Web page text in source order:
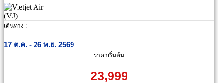
เดินทาง :
17 ต.ค. - 26 พ.ย. 2569
ราคาเริ่มต้น
23,999